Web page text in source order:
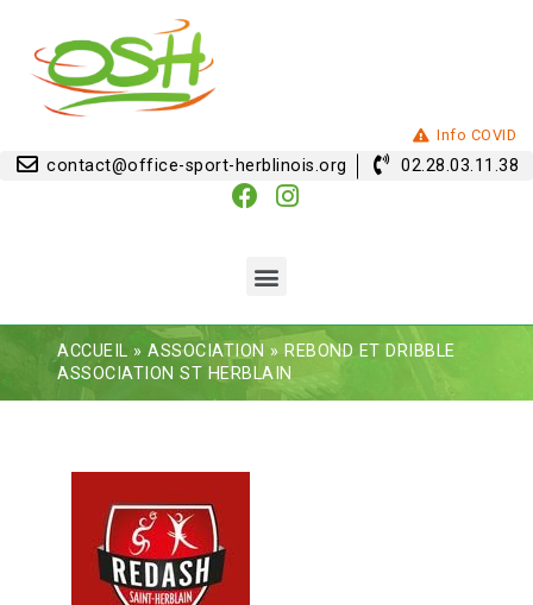
Info COVID
contact@office-sport-herblinois.org 02.28.03.11.38
ACCUEIL » ASSOCIATION » REBOND ET DRIBBLE
ASSOCIATION ST HERBLAIN